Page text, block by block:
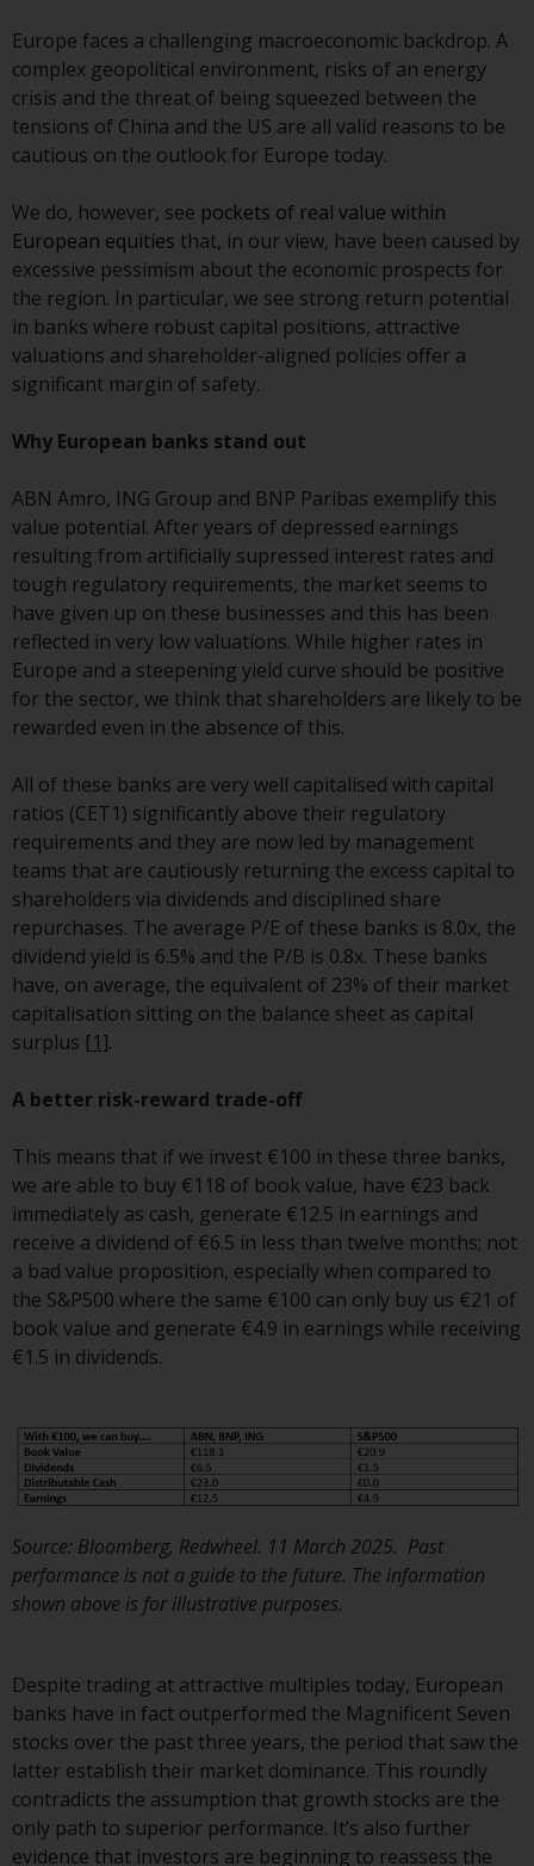
Pty Ltd ist ein australischer
Finanzdienstleistungslizenznehmer
bei der Australian Securities and
Investment Commission; und
Redwheel Europe
Fondsmæglerselskab A/S, die von
der dänischen
Finanzaufsichtsbehörde reguliert
wird.
Durch den Zugriff auf diese
Website erklären Sie, dass Sie die
folgenden
Geschäftsbedingungen, wie sie
von RWC Partners Limited („RWC“)
herausgegeben wurden, gelesen
und anerkannt haben und damit
einverstanden sind. Diese
Website kann Werbung
enthalten.
Zugang unterliegt lokalen
Beschränkungen
Obwohl Sie ein Land ausgewählt
haben, richtet sich diese Website
nicht an eine bestimmte
Gerichtsbarkeit und Sie betreten
eine globale Website. Auf dieser
Website erwähnte Produkte oder
Dienstleistungen unterliegen
gesetzlichen und behördlichen
Anforderungen und sind
möglicherweise nicht in allen
Gerichtsbarkeiten verfügbar. Auf
dieser Website erwähnte
Produkte oder Dienstleistungen
werden auf der Grundlage
bestimmter Registrierungen in
relevanten Gerichtsbarkeiten
gemäß den Europäischen
Richtlinien zur Koordinierung von
Gesetzen, Vorschriften und
Verwaltungsvorschriften in Bezug
auf Organismen für gemeinsame
Anlagen in Wertpapieren
2009/65/EG ) und die Richtlinie
über die Verwalter alternativer
Investmentfonds (Richtlinie
2011/61/EU) sowie die
entsprechenden Regelungen, die
diese Regelungen in britisches
Recht umgesetzt und dann beim
Union ersetzt haben; es kann
jedoch zusätzliche Anforderungen
oder Formalitäten geben, die Ihre
Anlage verbieten.
Dementsprechend sind Sie
verpflichtet, sich über solche
Einschränkungen zu informieren
Europe faces a challenging macroeconomic backdrop. A
complex geopolitical environment, risks of an energy
crisis and the threat of being squeezed between the
tensions of China and the US are all valid reasons to be
cautious on the outlook for Europe today.
We do, however, see pockets of real value within
European equities that, in our view, have been caused by
excessive pessimism about the economic prospects for
the region. In particular, we see strong return potential
in banks where robust capital positions, attractive
valuations and shareholder-aligned policies offer a
significant margin of safety.
Why European banks stand out
ABN Amro, ING Group and BNP Paribas exemplify this
value potential. After years of depressed earnings
resulting from artificially supressed interest rates and
tough regulatory requirements, the market seems to
have given up on these businesses and this has been
reflected in very low valuations. While higher rates in
Europe and a steepening yield curve should be positive
for the sector, we think that shareholders are likely to be
rewarded even in the absence of this.
All of these banks are very well capitalised with capital
ratios (CET1) significantly above their regulatory
requirements and they are now led by management
teams that are cautiously returning the excess capital to
shareholders via dividends and disciplined share
repurchases. The average P/E of these banks is 8.0x, the
dividend yield is 6.5% and the P/B is 0.8x. These banks
have, on average, the equivalent of 23% of their market
capitalisation sitting on the balance sheet as capital
surplus [1].
A better risk-reward trade-off
This means that if we invest €100 in these three banks,
we are able to buy €118 of book value, have €23 back
immediately as cash, generate €12.5 in earnings and
receive a dividend of €6.5 in less than twelve months; not
a bad value proposition, especially when compared to
the S&P500 where the same €100 can only buy us €21 of
book value and generate €4.9 in earnings while receiving
€1.5 in dividends.
Source: Bloomberg, Redwheel. 11 March 2025. Past
performance is not a guide to the future. The information
shown above is for illustrative purposes.
Despite trading at attractive multiples today, European
banks have in fact outperformed the Magnificent Seven
stocks over the past three years, the period that saw the
latter establish their market dominance. This roundly
contradicts the assumption that growth stocks are the
only path to superior performance. It’s also further
evidence that investors are beginning to reassess the